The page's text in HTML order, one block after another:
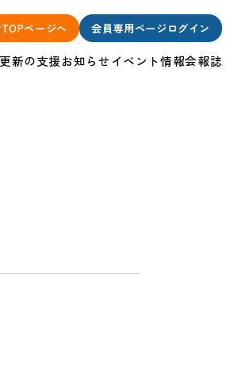
ページへ 会員専用ページログイン
新の支援お知らせイベント情報会報誌